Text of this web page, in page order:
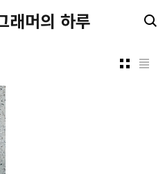
래머의 하루